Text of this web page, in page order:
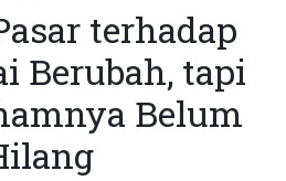
terhadap
Berubah, tapi
Belum